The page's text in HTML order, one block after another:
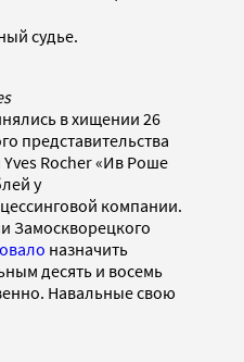
судье.
в хищении 26
представительства
Rocher «Ив Роше
у
компании.
Замоскворецкого
назначить
десять и восемь
Навальные свою